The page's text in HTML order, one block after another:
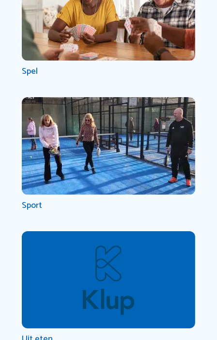
Spel
Sport